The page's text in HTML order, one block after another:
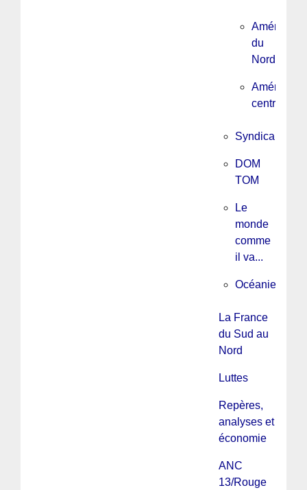
Amérique
du
Nord
Amérique
centrale
Syndicalisme
DOM
TOM
Le
monde
comme
il va...
Océanie
La France
du Sud au
Nord
Luttes
Repères,
analyses et
économie
ANC
13/Rouge